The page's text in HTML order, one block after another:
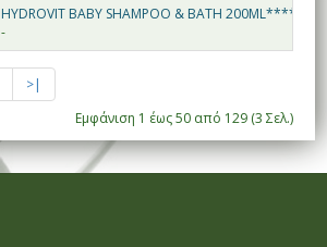
HYDROVIT BABY SHAMPOO & BATH 200ML****
-
>|
Εμφάνιση 1 έως 50 από 129 (3 Σελ.)